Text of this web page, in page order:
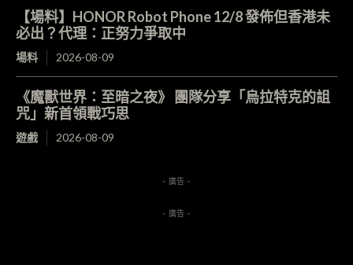
【場料】HONOR Robot Phone 12/8 發佈但香港未
必出？代理：正努力爭取中
場料 2026-08-09
《魔獸世界：至暗之夜》 團隊分享「烏拉特克的詛
咒」新首領戰巧思
遊戲 2026-08-09
- 廣告 -
- 廣告 -